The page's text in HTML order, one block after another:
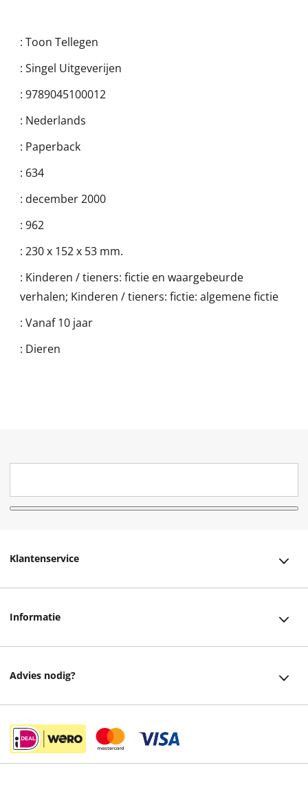
: Toon Tellegen
: Singel Uitgeverijen
: 9789045100012
: Nederlands
: Paperback
: 634
: december 2000
: 962
: 230 x 152 x 53 mm.
: Kinderen / tieners: fictie en waargebeurde
verhalen; Kinderen / tieners: fictie: algemene fictie
: Vanaf 10 jaar
: Dieren
Klantenservice
Retourneren
Veelgestelde vragen
Informatie
Cadeaukaart
Advies nodig?
Instagram